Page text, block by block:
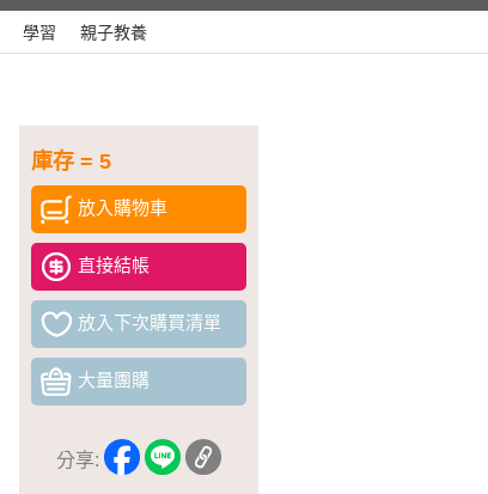
學習 親子教養
庫存 = 5
放入購物車
直接結帳
放入下次購買清單
大量團購
分享: